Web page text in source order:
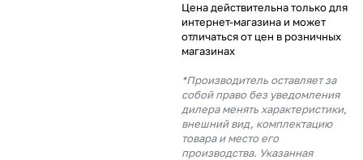
Цена действительна только для
интернет-магазина и может
отличаться от цен в розничных
магазинах
*Производитель оставляет за
собой право без уведомления
дилера менять характеристики,
внешний вид, комплектацию
товара и место его
производства. Указанная
% будут
с вашей карты